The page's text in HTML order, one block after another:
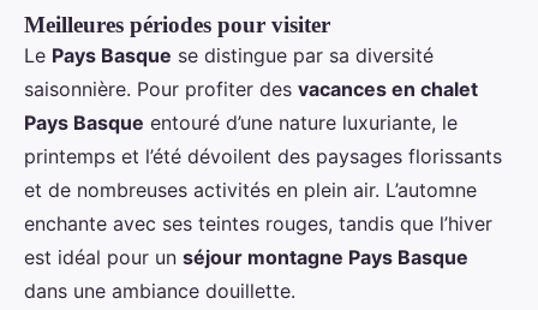
Meilleures périodes pour visiter
Le Pays Basque se distingue par sa diversité
saisonnière. Pour profiter des vacances en chalet
Pays Basque entouré d’une nature luxuriante, le
printemps et l’été dévoilent des paysages florissants
et de nombreuses activités en plein air. L’automne
enchante avec ses teintes rouges, tandis que l’hiver
est idéal pour un séjour montagne Pays Basque
dans une ambiance douillette.